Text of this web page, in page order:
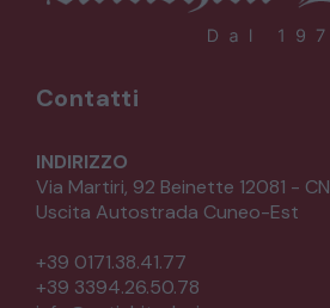
Contatti
INDIRIZZO
Via Martiri, 92 Beinette 12081 - CN
Uscita Autostrada Cuneo-Est
+39 0171.38.41.77
+39 3394.26.50.78